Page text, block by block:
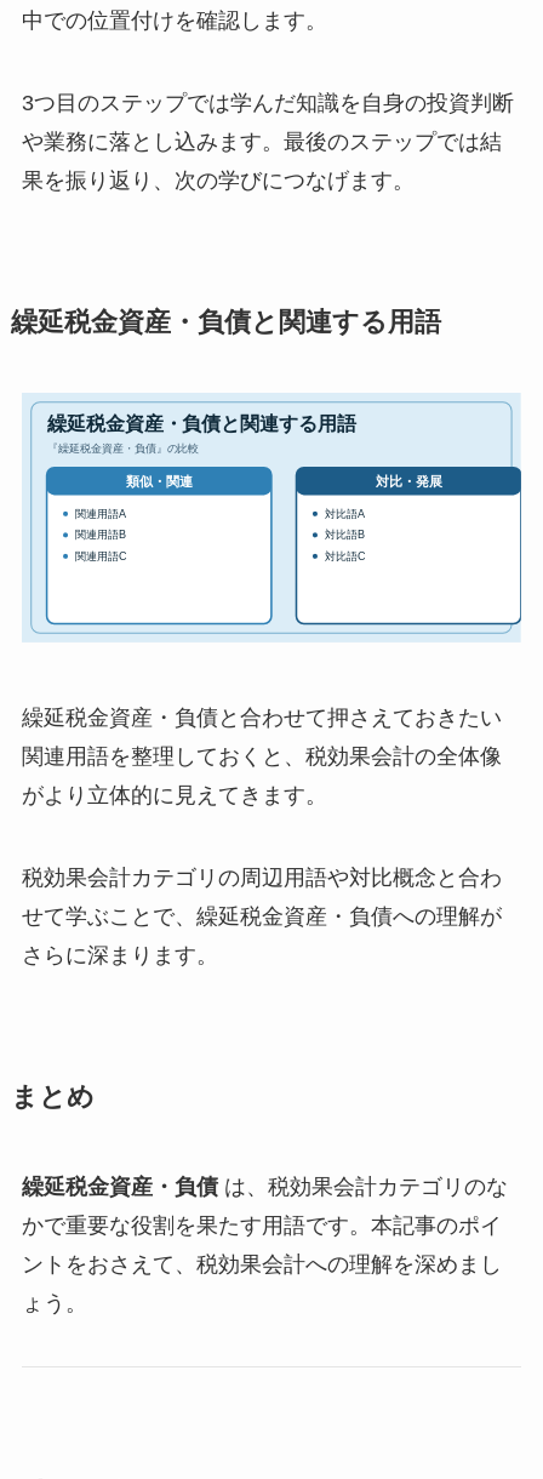
中での位置付けを確認します。
3つ目のステップでは学んだ知識を自身の投資判断
や業務に落とし込みます。最後のステップでは結
果を振り返り、次の学びにつなげます。
繰延税金資産・負債と関連する用語
繰延税金資産・負債と合わせて押さえておきたい
関連用語を整理しておくと、税効果会計の全体像
がより立体的に見えてきます。
税効果会計カテゴリの周辺用語や対比概念と合わ
せて学ぶことで、繰延税金資産・負債への理解が
さらに深まります。
まとめ
繰延税金資産・負債は、税効果会計カテゴリのな
かで重要な役割を果たす用語です。本記事のポイ
ントをおさえて、税効果会計への理解を深めまし
ょう。